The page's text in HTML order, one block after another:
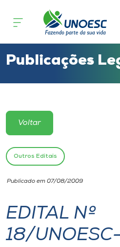
Cursos
Atendimento ao Estudante
Portal de Ensino
Unoesc
Internacionalização
I.nova
Publicações
Voltar
Outros Editais
Publicado em 07/08/2009
EDITAL Nº
18/